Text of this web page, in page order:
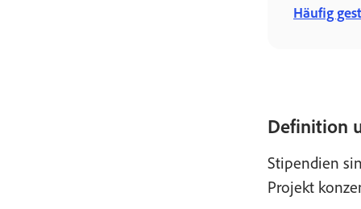
Häufig
Definition
Stipendien
Projekt